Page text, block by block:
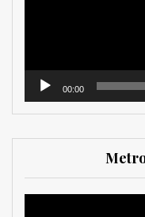
00:00